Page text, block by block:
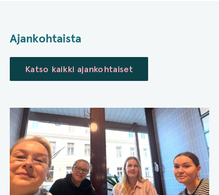
Ajankohtaista
Katso kaikki ajankohtaiset